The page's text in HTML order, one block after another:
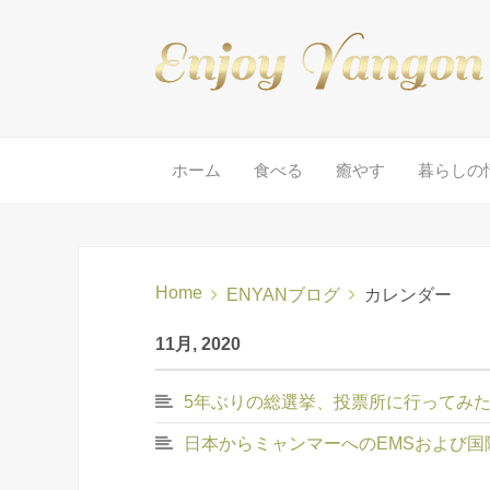
ホーム 食べる 癒やす 暮らしの
Home ENYANブログ カレンダー
11月, 2020
5年ぶりの総選挙、投票所に行ってみた
日本からミャンマーへのEMSおよび